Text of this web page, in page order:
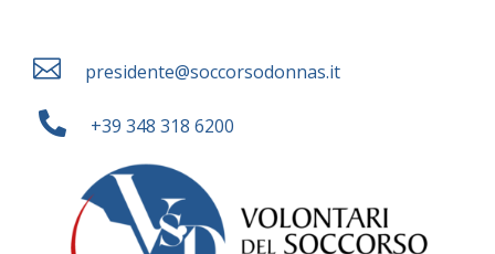
 presidente@soccorsodonnas.it
 +39 348 318 6200